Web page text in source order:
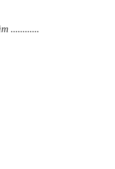
............